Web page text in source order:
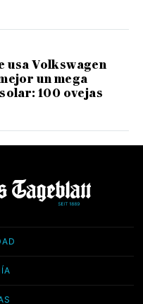
usa Volkswagen
un mega
100 ovejas